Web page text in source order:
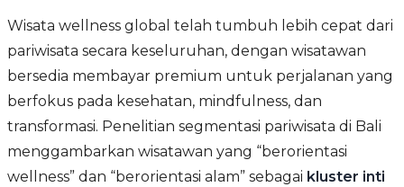
Wisata wellness global telah tumbuh lebih cepat dari
pariwisata secara keseluruhan, dengan wisatawan
bersedia membayar premium untuk perjalanan yang
berfokus pada kesehatan, mindfulness, dan
transformasi. Penelitian segmentasi pariwisata di Bali
menggambarkan wisatawan yang “berorientasi
wellness” dan “berorientasi alam” sebagai kluster inti